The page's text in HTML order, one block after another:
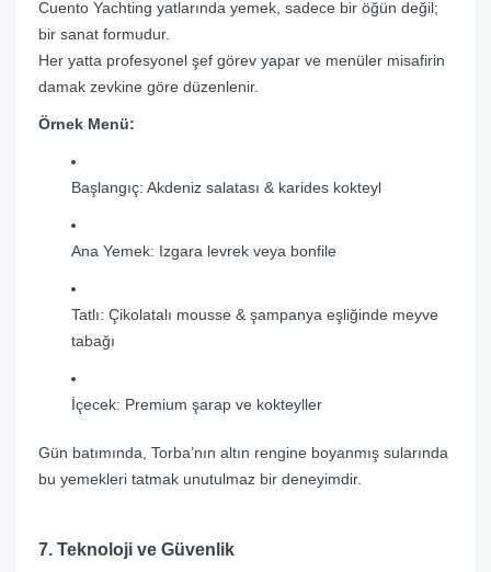
Cuento Yachting yatlarında yemek, sadece bir öğün değil;
bir sanat formudur.
Her yatta profesyonel şef görev yapar ve menüler misafirin
damak zevkine göre düzenlenir.
Örnek Menü:
Başlangıç: Akdeniz salatası & karides kokteyl
Ana Yemek: Izgara levrek veya bonfile
Tatlı: Çikolatalı mousse & şampanya eşliğinde meyve
tabağı
İçecek: Premium şarap ve kokteyller
Gün batımında, Torba’nın altın rengine boyanmış sularında
bu yemekleri tatmak unutulmaz bir deneyimdir.
7. Teknoloji ve Güvenlik